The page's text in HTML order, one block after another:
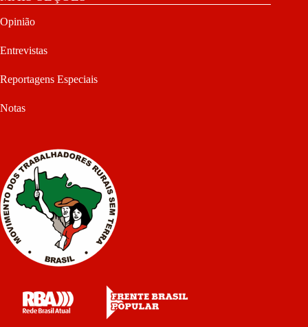
Opinião
Entrevistas
Reportagens Especiais
Notas